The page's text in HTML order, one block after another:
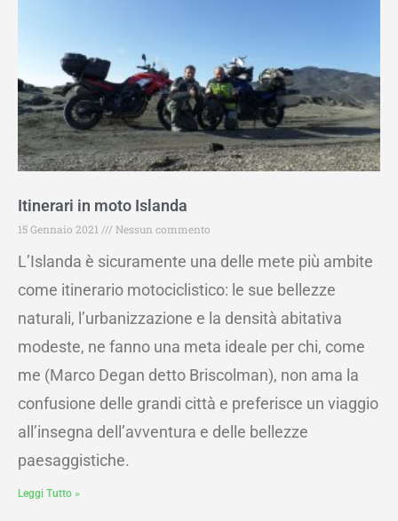
Itinerari in moto Islanda
15 Gennaio 2021 Nessun commento
L’Islanda è sicuramente una delle mete più ambite
come itinerario motociclistico: le sue bellezze
naturali, l’urbanizzazione e la densità abitativa
modeste, ne fanno una meta ideale per chi, come
me (Marco Degan detto Briscolman), non ama la
confusione delle grandi città e preferisce un viaggio
all’insegna dell’avventura e delle bellezze
paesaggistiche.
Leggi Tutto »